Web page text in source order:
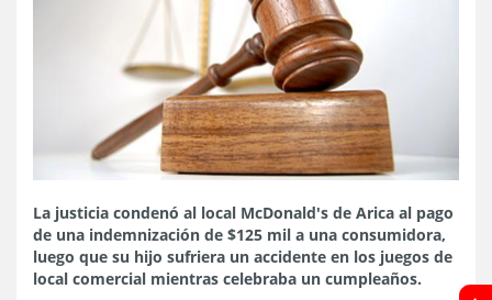
La justicia condenó al local McDonald's de Arica al pago
de una indemnización de $125 mil a una consumidora,
luego que su hijo sufriera un accidente en los juegos de
local comercial mientras celebraba un cumpleaños.